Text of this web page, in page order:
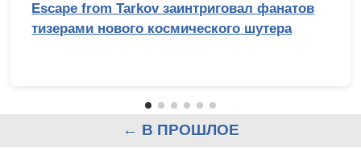
Escape from Tarkov заинтриговал фанатов
тизерами нового космического шутера
← В ПРОШЛОЕ